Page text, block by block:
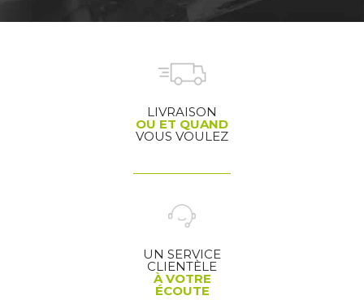
LIVRAISON
OU ET QUAND
VOUS VOULEZ
UN SERVICE
CLIENTÈLE
À VOTRE
ÉCOUTE